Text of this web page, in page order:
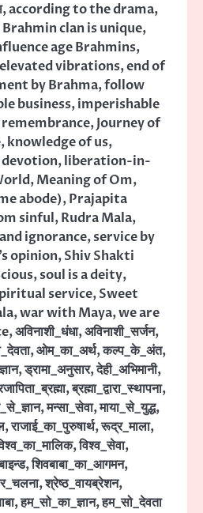
,according to the drama,
Brahmin clan is unique,
age Brahmins,
elevated vibrations,end of
by Brahma,follow
business,imperishable
,Journey of
,knowledge of us,
,liberation-in-
,Meaning of Om,
abode),Prajapita
sinful,Rudra Mala,
ignorance,service by
opinion,Shiv Shakti
,soul is a deity,
service,Sweet
,war with Maya,we are
,अविनाशी_धंधा,अविनाशी_सर्जन,
,ओम_का_अर्थ,कल्प_के_अंत,
,ड्रामा_अनुसार,देही_अभिमानी,
,ब्रह्मा_द्वारा_स्थापना,
,मन्सा_सेवा,माया_से_युद्ध,
,राजाई_का_पुरुषार्थ,रूद्र_माला,
,विश्व_सेवा,
,शिवबाबा_का_आगमन,
,श्रेष्ठ_वायब्रेशन,
,हम_सो_का_ज्ञान,हम_सो_देवता